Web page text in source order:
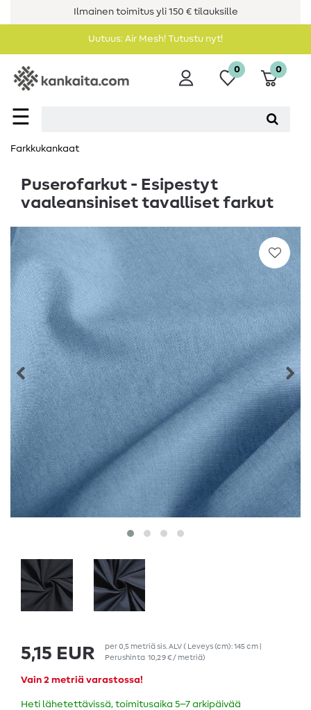
Ilmainen toimitus yli 150 € tilauksille
Uutuus: Air Mesh! Tutustu nyt!
☰
0 0
Farkkukankaat
Puserofarkut - Esipestyt
vaaleansiniset tavalliset farkut
5,15 EUR per0,5 metriäsis. ALV( Leveys (cm): 145 cm |
Perushinta 10,29 € / metriä)
Vain 2 metriä varastossa!
Heti lähetettävissä, toimitusaika 5–7 arkipäivää